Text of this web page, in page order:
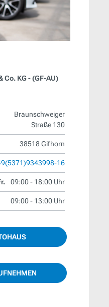
Co. KG - (GF-AU)
Braunschweiger
Straße 130
38518 Gifhorn
16
09:00 - 18:00 Uhr
09:00 - 13:00 Uhr